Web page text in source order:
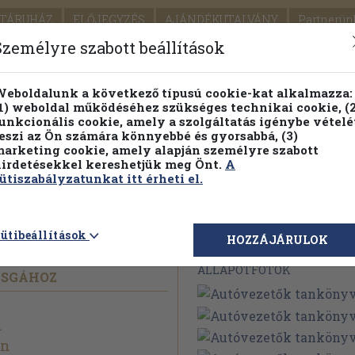
ELŐJEGYZÉS AJÁNDÉKUTALVÁNY
SEGÍTSÉG
PILLANATNYI ÁRAINK FENNTARTHATÓ
Részletes kereső Témaköri fa
Megvásárolható
ÁLLAPOTFOTÓK
szabott beállítások
a következő típusú cookie-kat alkalmazza:
weboldal működéséhez szükséges technikai cookie,
cookie, amely a szolgáltatás igénybe
az Ön számára könnyebbé és gyorsabbá, (3)
cookie, amely alapján személyre szabott
kereshetjük meg Önt. A
itt érheti el.
HOZZÁJÁRULOK